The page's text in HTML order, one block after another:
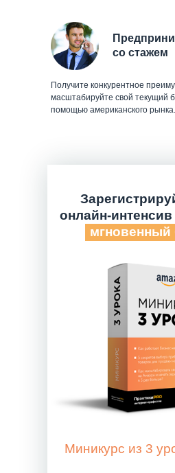
со стажем
Получите конкурентное
масштабируйте свой текущий
помощью американского рынка.
онлайн-
мгновенный
Миникурс из 3